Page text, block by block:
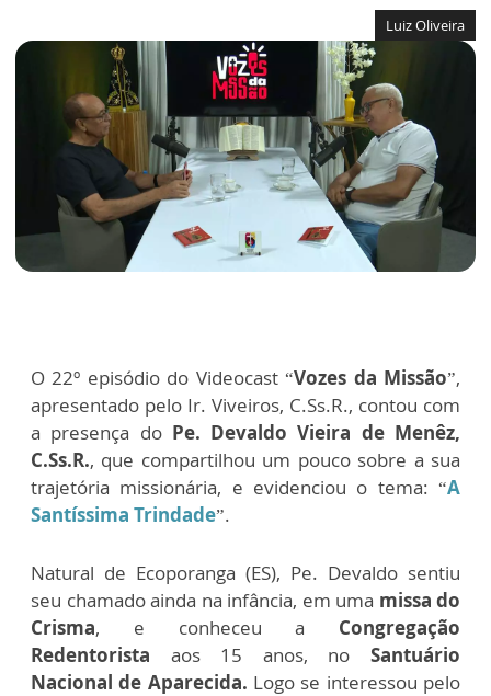
Luiz Oliveira
O 22º episódio do Videocast “Vozes da Missão”,
apresentado pelo Ir. Viveiros, C.Ss.R., contou com
a presença do Pe. Devaldo Vieira de Menêz,
C.Ss.R., que compartilhou um pouco sobre a sua
trajetória missionária, e evidenciou o tema: “A
Santíssima Trindade”.
Natural de Ecoporanga (ES), Pe. Devaldo sentiu
seu chamado ainda na infância, em uma missa do
Crisma, e conheceu a Congregação
Redentorista aos 15 anos, no Santuário
Nacional de Aparecida. Logo se interessou pelo